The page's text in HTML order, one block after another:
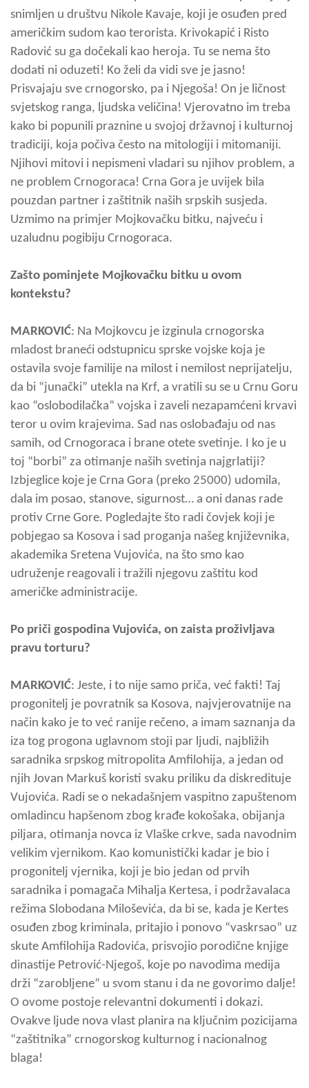
snimljen u društvu Nikole Kavaje, koji je osuđen pred
američkim sudom kao terorista. Krivokapić i Risto
Radović su ga dočekali kao heroja. Tu se nema što
dodati ni oduzeti! Ko želi da vidi sve je jasno!
Prisvajaju sve crnogorsko, pa i Njegoša! On je ličnost
svjetskog ranga, ljudska veličina! Vjerovatno im treba
kako bi popunili praznine u svojoj državnoj i kulturnoj
tradiciji, koja počiva često na mitologiji i mitomaniji.
Njihovi mitovi i nepismeni vladari su njihov problem, a
ne problem Crnogoraca! Crna Gora je uvijek bila
pouzdan partner i zaštitnik naših srpskih susjeda.
Uzmimo na primjer Mojkovačku bitku, najveću i
uzaludnu pogibiju Crnogoraca.
Zašto pominjete Mojkovačku bitku u ovom
kontekstu?
MARKOVIĆ: Na Mojkovcu je izginula crnogorska
mladost braneći odstupnicu sprske vojske koja je
ostavila svoje familije na milost i nemilost neprijatelju,
da bi “junački” utekla na Krf, a vratili su se u Crnu Goru
kao “oslobodilačka” vojska i zaveli nezapamćeni krvavi
teror u ovim krajevima. Sad nas oslobađaju od nas
samih, od Crnogoraca i brane otete svetinje. I ko je u
toj “borbi” za otimanje naših svetinja najgrlatiji?
Izbjeglice koje je Crna Gora (preko 25000) udomila,
dala im posao, stanove, sigurnost… a oni danas rade
protiv Crne Gore. Pogledajte što radi čovjek koji je
pobjegao sa Kosova i sad proganja našeg književnika,
akademika Sretena Vujovića, na što smo kao
udruženje reagovali i tražili njegovu zaštitu kod
američke administracije.
Po priči gospodina Vujovića, on zaista proživljava
pravu torturu?
MARKOVIĆ: Jeste, i to nije samo priča, već fakti! Taj
progonitelj je povratnik sa Kosova, najvjerovatnije na
način kako je to već ranije rečeno, a imam saznanja da
iza tog progona uglavnom stoji par ljudi, najbližih
saradnika srpskog mitropolita Amfilohija, a jedan od
njih Jovan Markuš koristi svaku priliku da diskredituje
Vujovića. Radi se o nekadašnjem vaspitno zapuštenom
omladincu hapšenom zbog krađe kokošaka, obijanja
piljara, otimanja novca iz Vlaške crkve, sada navodnim
velikim vjernikom. Kao komunistički kadar je bio i
progonitelj vjernika, koji je bio jedan od prvih
saradnika i pomagača Mihalja Kertesa, i podržavalaca
režima Slobodana Miloševića, da bi se, kada je Kertes
osuđen zbog kriminala, pritajio i ponovo “vaskrsao” uz
skute Amfilohija Radovića, prisvojio porodične knjige
dinastije Petrović-Njegoš, koje po navodima medija
drži “zarobljene” u svom stanu i da ne govorimo dalje!
O ovome postoje relevantni dokumenti i dokazi.
Ovakve ljude nova vlast planira na ključnim pozicijama
“zaštitnika” crnogorskog kulturnog i nacionalnog
blaga!